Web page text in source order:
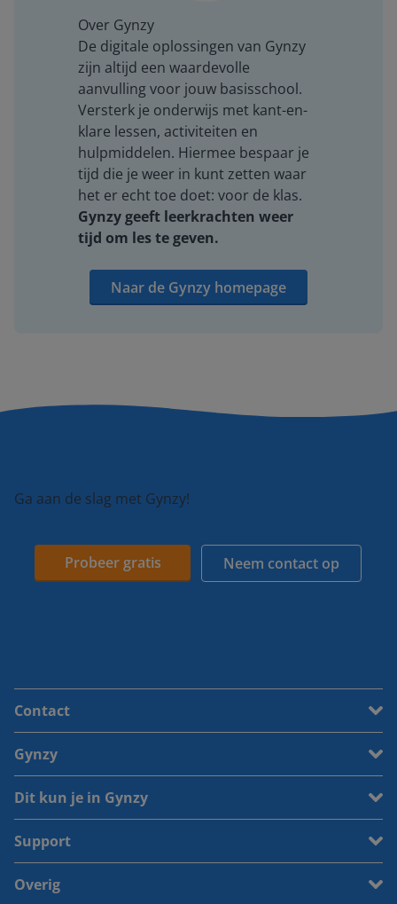
Over Gynzy
De digitale oplossingen van Gynzy
zijn altijd een waardevolle
aanvulling voor jouw basisschool.
Versterk je onderwijs met kant-en-
klare lessen, activiteiten en
hulpmiddelen. Hiermee bespaar je
tijd die je weer in kunt zetten waar
het er echt toe doet: voor de klas.
Gynzy geeft leerkrachten weer
tijd om les te geven.
Naar de Gynzy homepage
Ga aan de slag met Gynzy!
Probeer gratis Neem contact op
Contact
Gynzy
Dit kun je in Gynzy
Support
Overig